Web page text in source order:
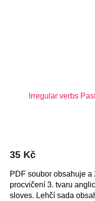
Irregular verbs
35 Kč
PDF soubor obsahuje a
procvičení 3. tvaru
sloves. Lehčí sada